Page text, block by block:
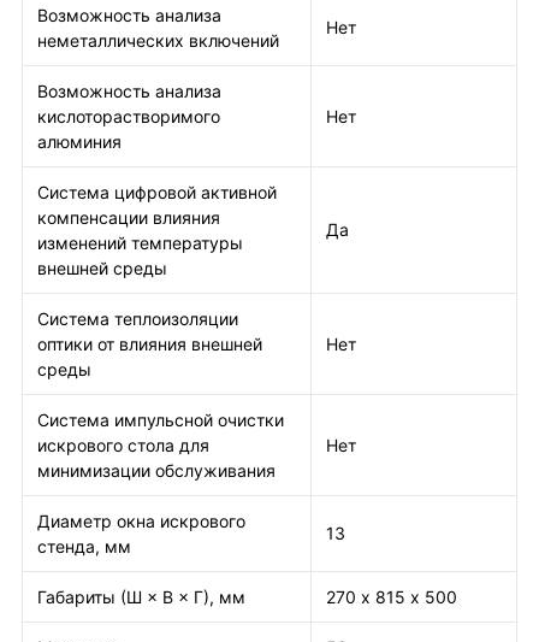
Возможность анализа
неметаллических включений
Нет
Возможность анализа
кислоторастворимого
алюминия
Нет
Система цифровой активной
компенсации влияния
изменений температуры
внешней среды
Да
Система теплоизоляции
оптики от влияния внешней
среды
Нет
Система импульсной очистки
искрового стола для
минимизации обслуживания
Нет
Диаметр окна искрового
стенда, мм
13
Габариты (Ш × В × Г), мм 270 х 815 х 500